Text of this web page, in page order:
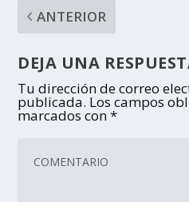
ANTERIOR
DEJA UNA
Tu dirección de correo
publicada. Los campos
marcados con*